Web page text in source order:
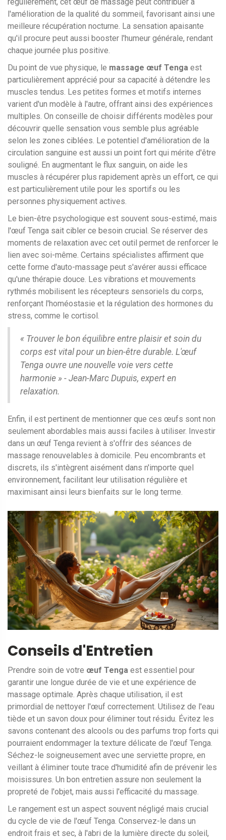
l'amélioration de la qualité du sommeil, favorisant ainsi une
meilleure récupération nocturne. La sensation apaisante
qu'il procure peut aussi booster l'humeur générale, rendant
chaque journée plus positive.
Du point de vue physique, le massage œuf Tenga est
particulièrement apprécié pour sa capacité à détendre les
muscles tendus. Les petites formes et motifs internes
varient d'un modèle à l'autre, offrant ainsi des expériences
multiples. On conseille de choisir différents modèles pour
découvrir quelle sensation vous semble plus agréable
selon les zones ciblées. Le potentiel d'amélioration de la
circulation sanguine est aussi un point fort qui mérite d'être
souligné. En augmentant le flux sanguin, on aide les
muscles à récupérer plus rapidement après un effort, ce qui
est particulièrement utile pour les sportifs ou les
personnes physiquement actives.
Le bien-être psychologique est souvent sous-estimé, mais
l'œuf Tenga sait cibler ce besoin crucial. Se réserver des
moments de relaxation avec cet outil permet de renforcer le
lien avec soi-même. Certains spécialistes affirment que
cette forme d'auto-massage peut s'avérer aussi efficace
qu'une thérapie douce. Les vibrations et mouvements
rythmés mobilisent les récepteurs sensoriels du corps,
renforçant l'homéostasie et la régulation des hormones du
stress, comme le cortisol.
« Trouver le bon équilibre entre plaisir et soin du
corps est vital pour un bien-être durable. L'œuf
Tenga ouvre une nouvelle voie vers cette
harmonie » - Jean-Marc Dupuis, expert en
relaxation.
Enfin, il est pertinent de mentionner que ces œufs sont non
seulement abordables mais aussi faciles à utiliser. Investir
dans un œuf Tenga revient à s'offrir des séances de
massage renouvelables à domicile. Peu encombrants et
discrets, ils s'intègrent aisément dans n'importe quel
environnement, facilitant leur utilisation régulière et
maximisant ainsi leurs bienfaits sur le long terme.
Conseils d'Entretien
Prendre soin de votre œuf Tenga est essentiel pour
garantir une longue durée de vie et une expérience de
massage optimale. Après chaque utilisation, il est
primordial de nettoyer l'œuf correctement. Utilisez de l'eau
tiède et un savon doux pour éliminer tout résidu. Évitez les
savons contenant des alcools ou des parfums trop forts qui
pourraient endommager la texture délicate de l'œuf Tenga.
Séchez-le soigneusement avec une serviette propre, en
veillant à éliminer toute trace d'humidité afin de prévenir les
moisissures. Un bon entretien assure non seulement la
propreté de l'objet, mais aussi l'efficacité du massage.
Le rangement est un aspect souvent négligé mais crucial
du cycle de vie de l'œuf Tenga. Conservez-le dans un
endroit frais et sec, à l'abri de la lumière directe du soleil,